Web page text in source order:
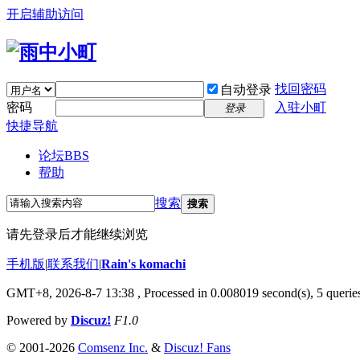
开启辅助访问
自动登录 找回密码
密码
登录
入驻小町
快捷导航
论坛BBS
帮助
搜索 搜索
请先登录后才能继续浏览
手机版|联系我们|Rain's komachi
GMT+8, 2026-8-7 13:38 , Processed in 0.008019 second(s), 5
Powered by Discuz! F1.0
© 2001-2026 Comsenz Inc. & Discuz! Fans